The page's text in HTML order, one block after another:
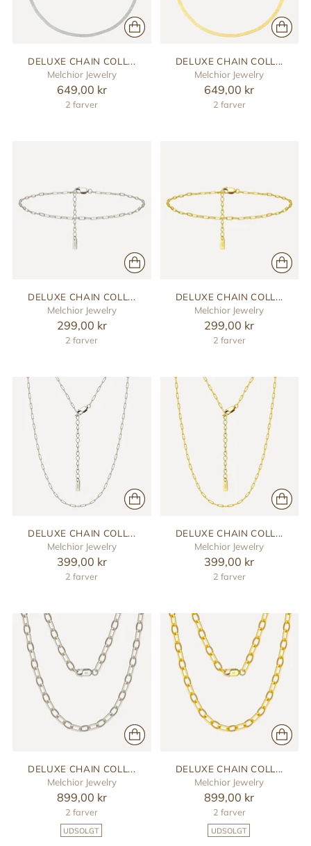
DELUXE CHAIN COLL...
Melchior Jewelry
649,00 kr
2 farver
DELUXE CHAIN COLL...
Melchior Jewelry
649,00 kr
2 farver
DELUXE CHAIN COLL...
Melchior Jewelry
299,00 kr
2 farver
DELUXE CHAIN COLL...
Melchior Jewelry
299,00 kr
2 farver
DELUXE CHAIN COLL...
Melchior Jewelry
399,00 kr
2 farver
DELUXE CHAIN COLL...
Melchior Jewelry
399,00 kr
2 farver
DELUXE CHAIN COLL...
Melchior Jewelry
899,00 kr
2 farver
UDSOLGT
DELUXE CHAIN COLL...
Melchior Jewelry
899,00 kr
2 farver
UDSOLGT